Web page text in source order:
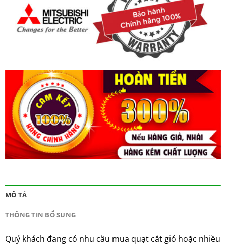
MÔ TẢ
THÔNG TIN BỔ SUNG
Quý khách đang có nhu cầu mua quạt cắt gió hoặc nhiều